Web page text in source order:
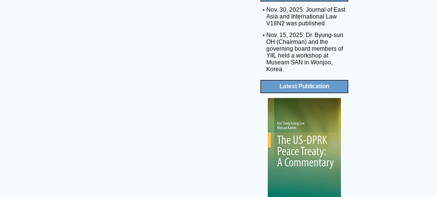
Nov. 30, 2025: Journal of East
Asia and International Law
V18N2 was published.
Nov. 15, 2025: Dr. Byung-sun
OH (Chairman) and the
governing board members of
YIIL held a workshop at
Museam SAN in Wonjoo,
Korea.
Latest Publication